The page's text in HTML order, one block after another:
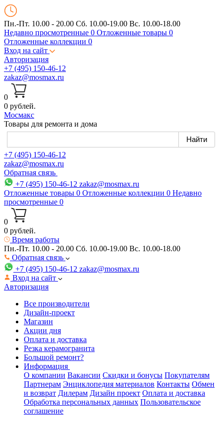
Пн.-Пт. 10.00 - 20.00 Сб. 10.00-19.00 Вс. 10.00-18.00
Недавно просмотренные 0 Отложенные товары 0
Отложенные коллекции 0
Вход на сайт
Авторизация
+7 (495) 150-46-12
zakaz@mosmax.ru
0
0 рублей.
Мосмакс
Товары для ремонта и дома
+7 (495) 150-46-12
zakaz@mosmax.ru
Обратная связь
+7 (495) 150-46-12 zakaz@mosmax.ru
Отложенные товары 0 Отложенные коллекции 0 Недавно
просмотренные 0
0
0 рублей.
Время работы
Пн.-Пт. 10.00 - 20.00 Сб. 10.00-19.00 Вс. 10.00-18.00
Обратная связь
+7 (495) 150-46-12 zakaz@mosmax.ru
Вход на сайт
Авторизация
Все производители
Дизайн-проект
Магазин
Акции дня
Оплата и доставка
Резка керамогранита
Большой ремонт?
Информация
О компании Вакансии Скидки и бонусы Покупателям
Партнерам Энциклопедия материалов Контакты Обмен
и возврат Дилерам Дизайн проект Оплата и доставка
Обработка персональных данных Пользовательское
соглашение